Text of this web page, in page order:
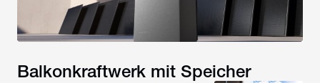
Balkonkraftwerk mit Speicher